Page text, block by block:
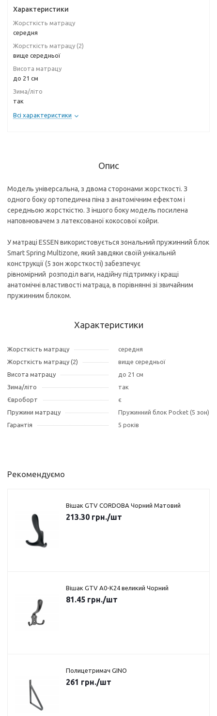
Характеристики
Жорсткість матрацу
середня
Жорсткість матрацу (2)
вище середньої
Висота матрацу
до 21 см
Зима/літо
так
Всі характеристики
Опис
Модель універсальна, з двома сторонами жорсткості. З
одного боку ортопедична піна з анатомічним ефектом і
середньою жорсткістю. З іншого боку модель посилена
наповнювачем з латексованої кокосової койри.
У матраці ESSEN використовується зональний пружинний блок
Smart Spring Multizone, який завдяки своїй унікальній
конструкції (5 зон жорсткості) забезпечує
рівномірний розподіл ваги, надійну підтримку і кращі
анатомічні властивості матраца, в порівнянні зі звичайним
пружинним блоком.
Характеристики
Жорсткість матрацу
середня
Жорсткість матрацу (2)
вище середньої
Висота матрацу
до 21 см
Зима/літо
так
Євроборт
є
Пружини матрацу
Пружинний блок Pocket (5 зон)
Гарантія
5 років
Рекомендуємо
Вішак GTV CORDOBA Чорний Матовий
213.30 грн./шт
Вішак GTV A0-K24 великий Чорний
81.45 грн./шт
Полицетримач GINO
261 грн./шт